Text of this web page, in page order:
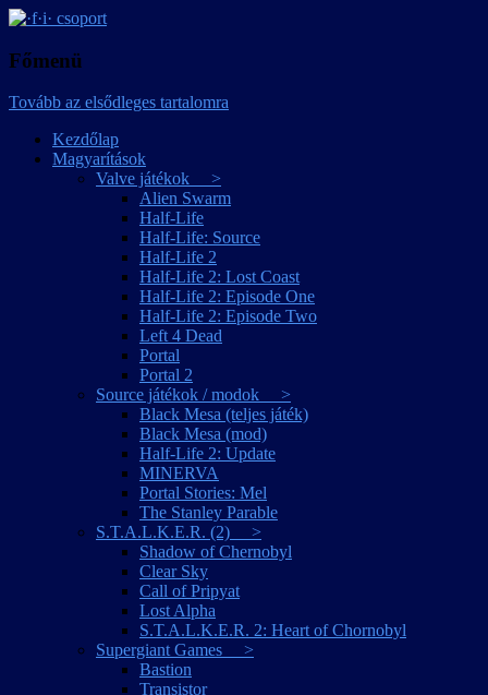
·f·i· csoport
Főmenü
Tovább az elsődleges tartalomra
Kezdőlap
Magyarítások
Valve játékok >
Alien Swarm
Half-Life
Half-Life: Source
Half-Life 2
Half-Life 2: Lost Coast
Half-Life 2: Episode One
Half-Life 2: Episode Two
Left 4 Dead
Portal
Portal 2
Source játékok / modok >
Black Mesa (teljes játék)
Black Mesa (mod)
Half-Life 2: Update
MINERVA
Portal Stories: Mel
The Stanley Parable
S.T.A.L.K.E.R. (2) >
Shadow of Chernobyl
Clear Sky
Call of Pripyat
Lost Alpha
S.T.A.L.K.E.R. 2: Heart of Chornobyl
Supergiant Games >
Bastion
Transistor